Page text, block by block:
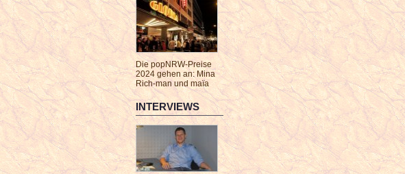
Die popNRW-Preise
2024 gehen an: Mina
Rich-man und maïa
INTERVIEWS